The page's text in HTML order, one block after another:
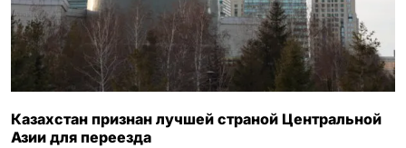
Казахстан признан лучшей страной Центральной
Азии для переезда